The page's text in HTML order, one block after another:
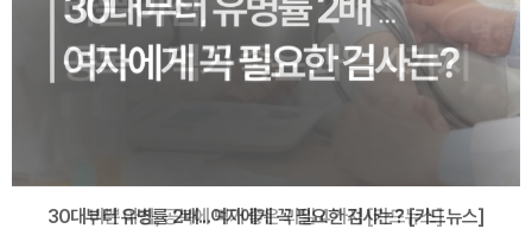
30대부터 유병률 2배...여자에게 꼭 필요한 검사는? [카드뉴스]